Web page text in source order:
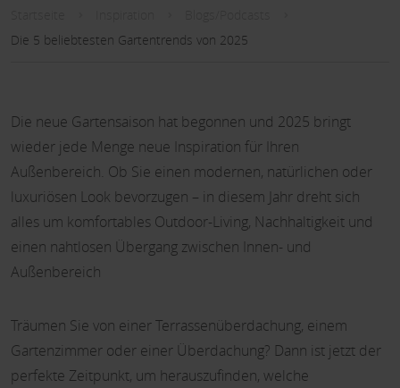
Die 5 beliebtesten Gartentrends von 2025
Die neue Gartensaison hat begonnen und 2025 bringt
wieder jede Menge neue Inspiration für Ihren
Außenbereich. Ob Sie einen modernen, natürlichen oder
luxuriösen Look bevorzugen – in diesem Jahr dreht sich
alles um komfortables Outdoor-Living, Nachhaltigkeit und
einen nahtlosen Übergang zwischen Innen- und
Außenbereich
Träumen Sie von einer Terrassenüberdachung, einem
Gartenzimmer oder einer Überdachung? Dann ist jetzt der
perfekte Zeitpunkt, um herauszufinden, welche